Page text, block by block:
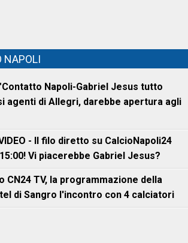
NAPOLI
Napoli-Gabriel Jesus tutto
agenti di Allegri, darebbe apertura agli
- Il filo diretto su CalcioNapoli24
Vi piacerebbe Gabriel Jesus?
CN24 TV, la programmazione della
di Sangro l'incontro con 4 calciatori